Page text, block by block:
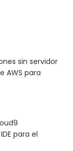
sin servidor
AWS para
para el